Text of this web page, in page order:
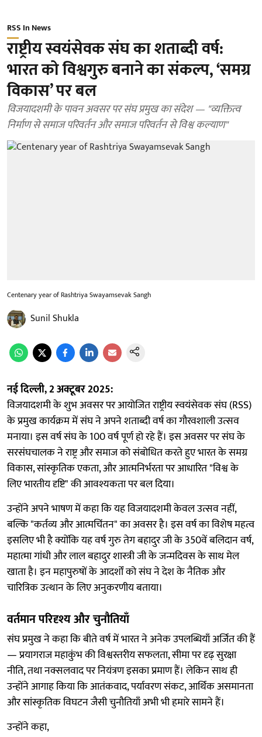
RSS In News
राष्ट्रीय स्वयंसेवक संघ का शताब्दी वर्ष:
भारत को विश्वगुरु बनाने का संकल्प, ‘समग्र
विकास’ पर बल
विजयादशमी के पावन अवसर पर संघ प्रमुख का संदेश — "व्यक्तित्व
निर्माण से समाज परिवर्तन और समाज परिवर्तन से विश्व कल्याण"
Centenary year of Rashtriya Swayamsevak Sangh
Sunil Shukla
नई दिल्ली, 2 अक्टूबर 2025:
विजयादशमी के शुभ अवसर पर आयोजित राष्ट्रीय स्वयंसेवक संघ (RSS)
के प्रमुख कार्यक्रम में संघ ने अपने शताब्दी वर्ष का गौरवशाली उत्सव
मनाया। इस वर्ष संघ के 100 वर्ष पूर्ण हो रहे हैं। इस अवसर पर संघ के
सरसंघचालक ने राष्ट्र और समाज को संबोधित करते हुए भारत के समग्र
विकास, सांस्कृतिक एकता, और आत्मनिर्भरता पर आधारित "विश्व के
लिए भारतीय दृष्टि" की आवश्यकता पर बल दिया।
उन्होंने अपने भाषण में कहा कि यह विजयादशमी केवल उत्सव नहीं,
बल्कि "कर्तव्य और आत्मचिंतन" का अवसर है। इस वर्ष का विशेष महत्व
इसलिए भी है क्योंकि यह वर्ष गुरु तेग बहादुर जी के 350वें बलिदान वर्ष,
महात्मा गांधी और लाल बहादुर शास्त्री जी के जन्मदिवस के साथ मेल
खाता है। इन महापुरुषों के आदर्शों को संघ ने देश के नैतिक और
चारित्रिक उत्थान के लिए अनुकरणीय बताया।
वर्तमान परिदृश्य और चुनौतियाँ
संघ प्रमुख ने कहा कि बीते वर्ष में भारत ने अनेक उपलब्धियाँ अर्जित की हैं
— प्रयागराज महाकुंभ की विश्वस्तरीय सफलता, सीमा पर दृढ़ सुरक्षा
नीति, तथा नक्सलवाद पर नियंत्रण इसका प्रमाण हैं। लेकिन साथ ही
उन्होंने आगाह किया कि आतंकवाद, पर्यावरण संकट, आर्थिक असमानता
और सांस्कृतिक विघटन जैसी चुनौतियाँ अभी भी हमारे सामने हैं।
उन्होंने कहा,